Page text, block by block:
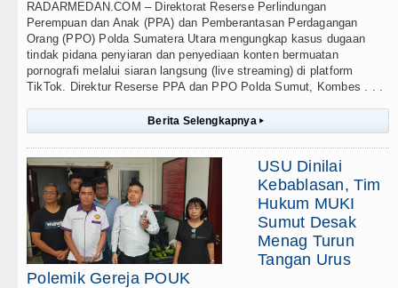
RADARMEDAN.COM – Direktorat Reserse Perlindungan
Perempuan dan Anak (PPA) dan Pemberantasan Perdagangan
Orang (PPO) Polda Sumatera Utara mengungkap kasus dugaan
tindak pidana penyiaran dan penyediaan konten bermuatan
pornografi melalui siaran langsung (live streaming) di platform
TikTok. Direktur Reserse PPA dan PPO Polda Sumut, Kombes . . .
Berita Selengkapnya ▸
USU Dinilai
Kebablasan, Tim
Hukum MUKI
Sumut Desak
Menag Turun
Tangan Urus
Polemik Gereja POUK